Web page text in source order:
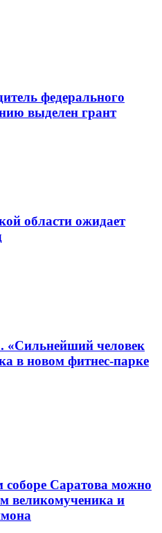
федерального
выделен грант
области ожидает
«Сильнейший человек
в новом фитнес-парке
соборе Саратова можно
великомученика и